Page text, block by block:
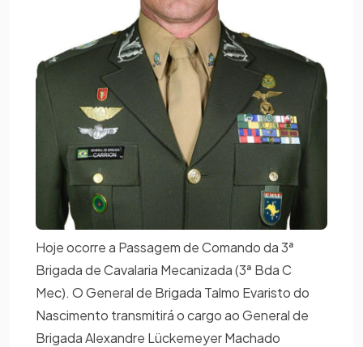
Hoje ocorre a Passagem de Comando da 3ª
Brigada de Cavalaria Mecanizada (3ª Bda C
Mec). O General de Brigada Talmo Evaristo do
Nascimento transmitirá o cargo ao General de
Brigada Alexandre Lückemeyer Machado